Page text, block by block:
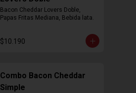
Bacon Cheddar Lovers Doble,
Papas Fritas Mediana, Bebida lata.
$10.190
Combo Bacon Cheddar
Simple